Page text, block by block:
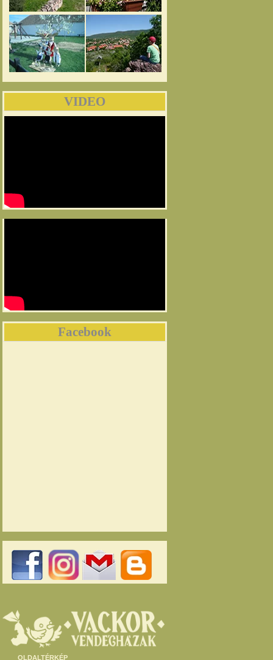
VIDEO
Facebook
OLDALTÉRKÉP